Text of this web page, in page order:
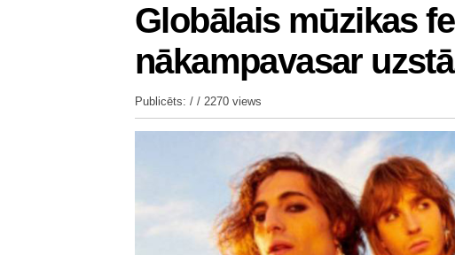
Globālais mūzikas
nākampavasar
Publicēts: / / 2270 views